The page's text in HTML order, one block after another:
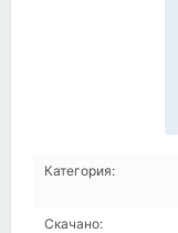
Категория:
Скачано: